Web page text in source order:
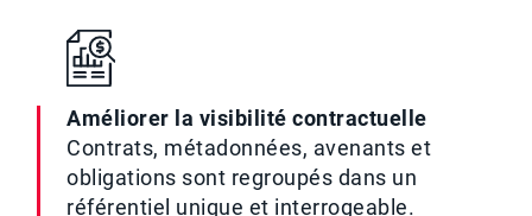
Améliorer la visibilité contractuelle
Contrats, métadonnées, avenants et
obligations sont regroupés dans un
référentiel unique et interrogeable.